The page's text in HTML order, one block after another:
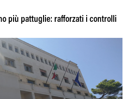
più pattuglie: rafforzati i controlli